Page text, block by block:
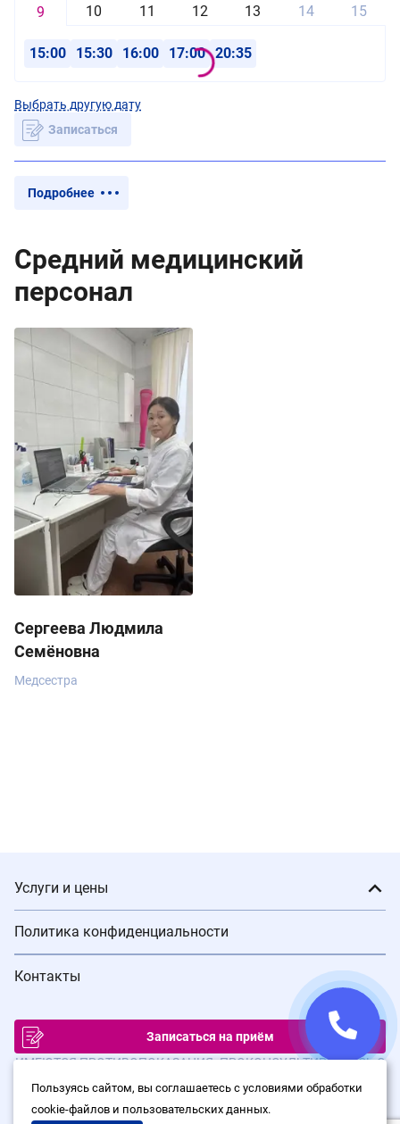
9 10 11 12 13 14 15
15:00 15:30 16:00 17:00 20:35
Выбрать другую дату
Записаться
Подробнее
Средний медицинский
персонал
Сергеева Людмила
Семёновна
Медсестра
Услуги и цены
Политика конфиденциальности
Контакты
Записаться на приём
ИМЕЮТСЯ ПРОТИВОПОКАЗАНИЯ. ПРОКОНСУЛЬТИРУЙТЕСЬ С
© Сеть клиник лазерной хирургии «Варикоза нет», 2026
Пользуясь сайтом, вы соглашаетесь с условиями обработки
cookie-файлов и пользовательских данных.